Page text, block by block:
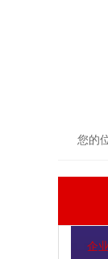
您的
企